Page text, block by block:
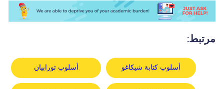
مرتبط:
أسلوب كتابة شيكاغو أسلوب تورابيان